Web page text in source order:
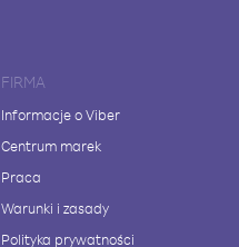
FIRMA
Informacje o Viber
Centrum marek
Praca
Warunki i zasady
Polityka prywatności